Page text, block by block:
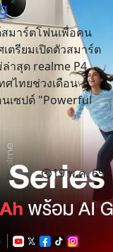
มาร์ตโฟนเพื่อคน
ตรียมเปิดตัวสมาร์ต
าสุด realme P4
ศไทยช่วงเดือน
เซปต์ "Powerful
19 พ.ค. 69